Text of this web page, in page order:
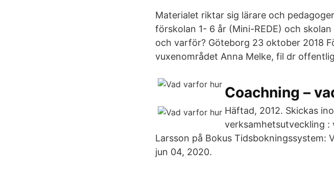
Materialet riktar sig lärare och
förskolan 1- 6 år (Mini-REDE) och
och varför? Göteborg 23 oktober 2018
vuxenområdet Anna Melke, fil dr
Coachning –
Häftad, 2012. Skickas
verksamhetsutveckling :
Larsson på Bokus Tidsbokningssystem:
jun 04, 2020.